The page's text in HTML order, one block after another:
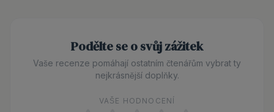
Podělte se o svůj zážitek
Vaše recenze pomáhají ostatním čtenářům vybrat ty
nejkrásnější doplňky.
VAŠE HODNOCENÍ